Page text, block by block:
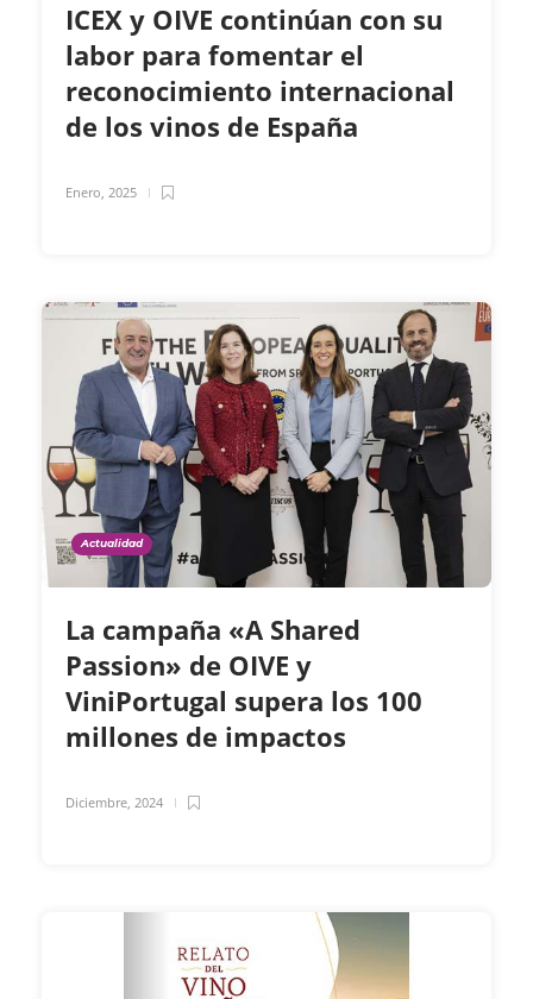
ICEX y OIVE continúan con su
labor para fomentar el
reconocimiento internacional
de los vinos de España
Enero, 2025
Actualidad
La campaña «A Shared
Passion» de OIVE y
ViniPortugal supera los 100
millones de impactos
Diciembre, 2024